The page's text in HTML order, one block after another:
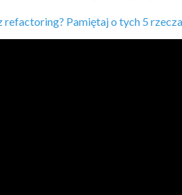
refactoring? Pamiętaj o tych 5